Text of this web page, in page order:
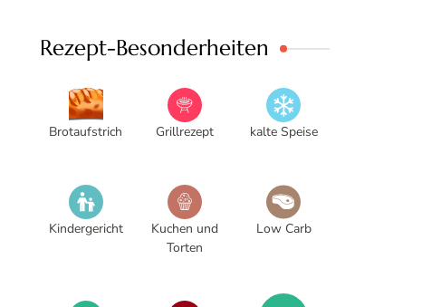
Rezept-Besonderheiten
Brotaufstrich Grillrezept kalte Speise
Kindergericht
Kuchen und
Torten
Low Carb